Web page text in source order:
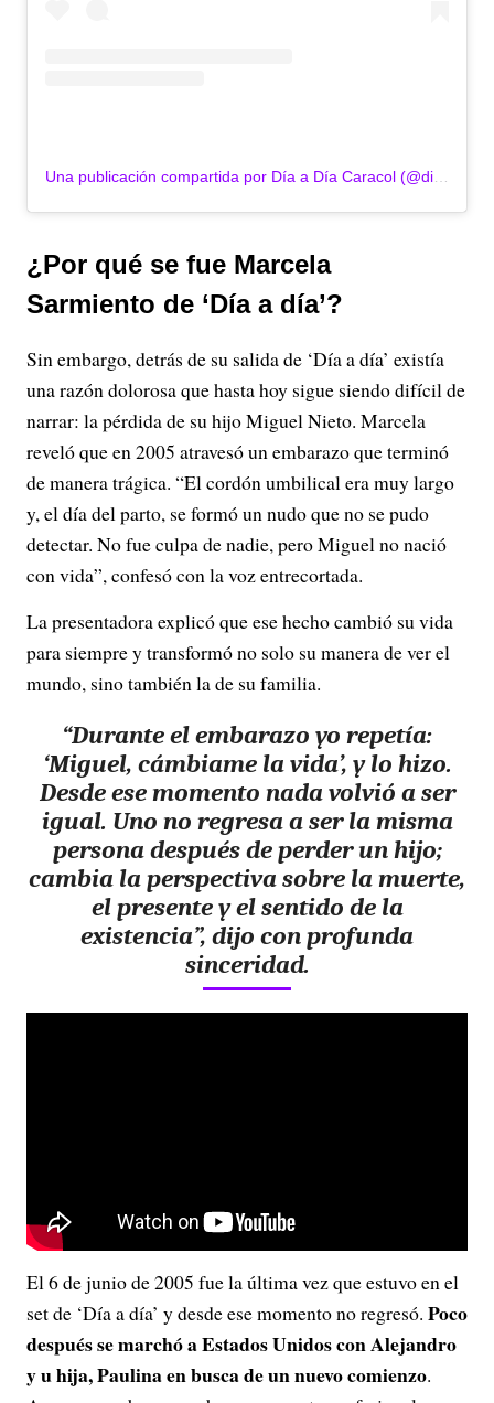
¿Por qué se fue Marcela
Sarmiento de ‘Día a día’?
Sin embargo, detrás de su salida de ‘Día a día’ existía
una razón dolorosa que hasta hoy sigue siendo difícil de
narrar: la pérdida de su hijo Miguel Nieto. Marcela
reveló que en 2005 atravesó un embarazo que terminó
de manera trágica. “El cordón umbilical era muy largo
y, el día del parto, se formó un nudo que no se pudo
detectar. No fue culpa de nadie, pero Miguel no nació
con vida”, confesó con la voz entrecortada.
La presentadora explicó que ese hecho cambió su vida
para siempre y transformó no solo su manera de ver el
mundo, sino también la de su familia.
“Durante el embarazo yo repetía:
‘Miguel, cámbiame la vida’, y lo hizo.
Desde ese momento nada volvió a ser
igual. Uno no regresa a ser la misma
persona después de perder un hijo;
cambia la perspectiva sobre la muerte,
el presente y el sentido de la
existencia”, dijo con profunda
sinceridad.
El 6 de junio de 2005 fue la última vez que estuvo en el
set de ‘Día a día’ y desde ese momento no regresó. Poco
después se marchó a Estados Unidos con Alejandro
y u hija, Paulina en busca de un nuevo comienzo.